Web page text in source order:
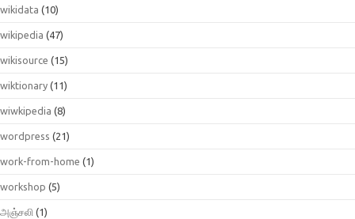
wikidata (10)
wikipedia (47)
wikisource (15)
wiktionary (11)
wiwkipedia (8)
wordpress (21)
work-from-home (1)
workshop (5)
அஞ்சலி (1)